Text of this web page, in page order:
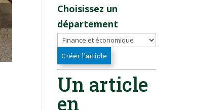
Choisissez un
département
Un article
en